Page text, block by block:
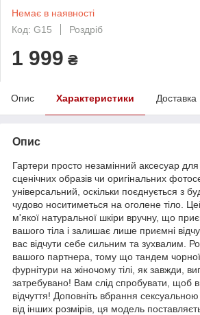
Немає в наявності
Код: G15
Роздріб
1 999 ₴
Опис Характеристики Доставка
Опис
Гартери просто незамінний аксесуар для
сценічних образів чи оригінальних
універсальний, оскільки поєднується з
чудово носитиметься на оголене тіло.
м'якої натуральної шкіри вручну, що
вашого тіла і залишає лише приємні
вас відчути себе сильним та зухвалим.
вашого партнера, тому що тандем чорної
фурнітури на жіночому тілі, як завжди,
затребувано! Вам слід спробувати, щоб
відчуття! Доповніть вбрання
від інших розмірів, ця модель